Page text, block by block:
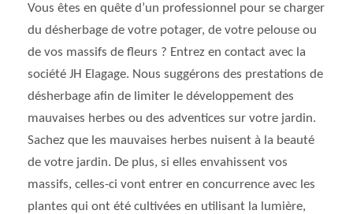
Vous êtes en quête d’un professionnel pour se charger
du désherbage de votre potager, de votre pelouse ou
de vos massifs de fleurs ? Entrez en contact avec la
société JH Elagage. Nous suggérons des prestations de
désherbage afin de limiter le développement des
mauvaises herbes ou des adventices sur votre jardin.
Sachez que les mauvaises herbes nuisent à la beauté
de votre jardin. De plus, si elles envahissent vos
massifs, celles-ci vont entrer en concurrence avec les
plantes qui ont été cultivées en utilisant la lumière,